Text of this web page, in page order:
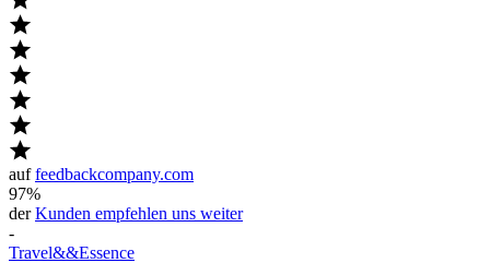
auffeedbackcompany.com
97%
derKunden empfehlen uns weiter
-
Travel&&Essence